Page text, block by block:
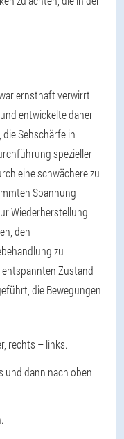
ernsthaft verwirrt
entwickelte daher
Sehschärfe in
spezieller
eine schwächere zu
Spannung
Wiederherstellung
den
zu
entspannten Zustand
die Bewegungen
rechts – links.
und dann nach oben